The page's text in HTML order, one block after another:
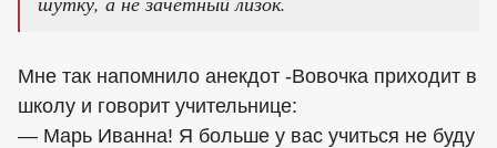
Мне так напомнило анекдот -Вовочка приходит в
школу и говорит учительнице:
— Марь Иванна! Я больше у вас учиться не буду